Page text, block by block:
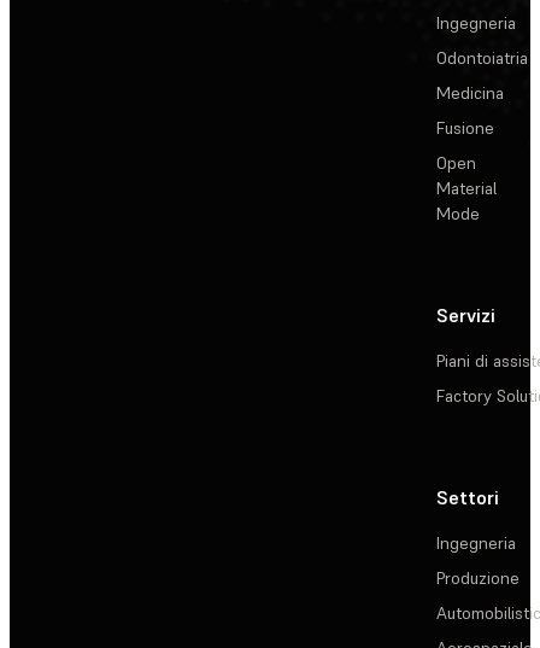
Ingegneria
Odontoiatria
Medicina
Fusione
Open
Material
Mode
Servizi
Piani di
Factory
Settori
Ingegneria
Produzione